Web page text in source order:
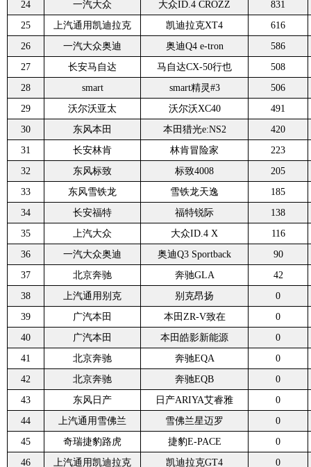
24
一汽大众 大众ID.4 CROZZ
831
25
上汽通用凯迪拉克 凯迪拉克XT4
616
26
一汽大众奥迪 奥迪Q4 e-tron
586
27
长安马自达 马自达CX-50行也
508
28
smart smart精灵#3
506
29
沃尔沃亚太 沃尔沃XC40
491
30
东风本田 本田猎光e:NS2
420
31
长安林肯 林肯冒险家
223
32
东风标致 标致4008
205
33
东风雪铁龙 雪铁龙天逸
185
34
长安福特 福特锐际
138
35
上汽大众 大众ID.4 X
116
36
一汽大众奥迪 奥迪Q3 Sportback
90
37
北京奔驰 奔驰GLA
42
38
上汽通用别克 别克昂扬
0
39
广汽本田 本田ZR-V致在
0
40
广汽本田 本田皓影新能源
0
41
北京奔驰 奔驰EQA
0
42
北京奔驰 奔驰EQB
0
43
东风日产 日产ARIYA艾睿雅
0
44
上汽通用雪佛兰 雪佛兰星迈罗
0
45
奇瑞捷豹路虎 捷豹E-PACE
0
46
上汽通用凯迪拉克 凯迪拉克GT4
0